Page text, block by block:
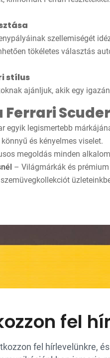
szellemiségét
tökéletes választás
stílus
ajánljuk, akik egy
Ferrari
egyik legismertebb
és kényelmes viselet.
megoldás minden
– Világmárkák és prémium
fel
fel hírlevelünkre,